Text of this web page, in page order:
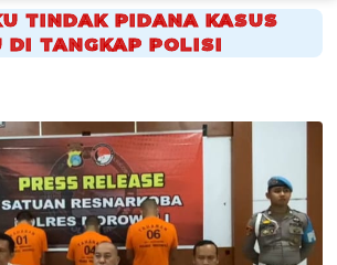
TINDAK PIDANA KASUS
DI TANGKAP POLISI